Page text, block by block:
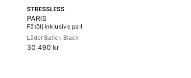
STRESSLESS
PARIS
Fåtölj inklusive pall
Läder Batick Black
30 490 kr